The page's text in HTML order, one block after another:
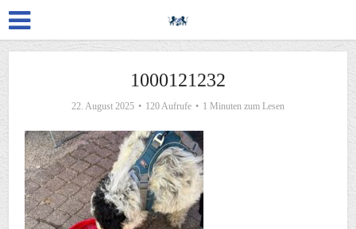
1000121232
22. August 2025 120 Aufrufe 1 Minuten zum Lesen